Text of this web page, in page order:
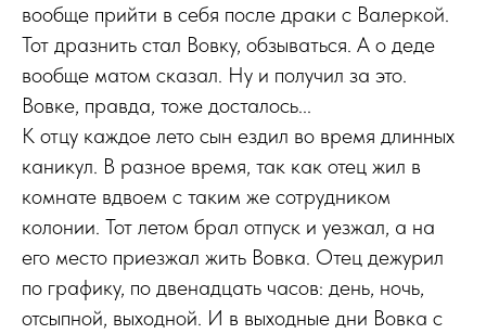
вообще прийти в себя после драки с Валеркой.
Тот дразнить стал Вовку, обзываться. А о деде
вообще матом сказал. Ну и получил за это.
Вовке, правда, тоже досталось...
К отцу каждое лето сын ездил во время длинных
каникул. В разное время, так как отец жил в
комнате вдвоем с таким же сотрудником
колонии. Тот летом брал отпуск и уезжал, а на
его место приезжал жить Вовка. Отец дежурил
по графику, по двенадцать часов: день, ночь,
отсыпной, выходной. И в выходные дни Вовка с